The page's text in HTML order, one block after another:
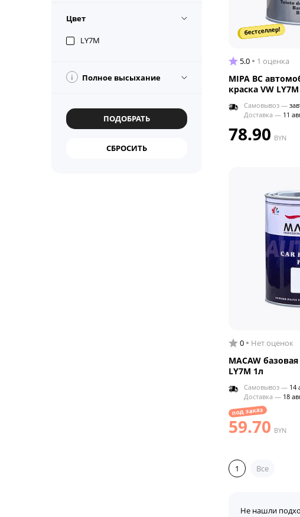
Цвет
LY7M
i Полное высыхание
бестселлер!
5.0 1 оценка
MIPA BC
краска VW
Самовывоз —
Доставка — 11
78.90 BYN
0 Нет оценок
MACAW
LY7M 1л
Самовывоз — 14
Доставка — 18
под заказ
59.70 BYN
1 Все
Не нашли